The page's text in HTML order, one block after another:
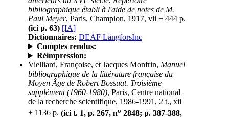
bibliographique établi à l'aide de notes de M.
Paul Meyer, Paris, Champion, 1917, vii + 444 p.
(ici p. 63) [IA]
Dictionnaires: DEAF LångforsInc
Comptes rendus:
Réimpression:
Vielliard, Françoise, et Jacques Monfrin, Manuel
bibliographique de la littérature française du
Moyen Âge de Robert Bossuat. Troisième
supplément (1960-1980), Paris, Centre national
de la recherche scientifique, 1986-1991, 2 t., xii
+ 1136 p. (ici t. 1, p. 267, no 2848; p. 387-388,